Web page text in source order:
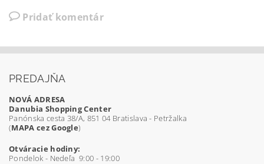
Pridať komentár
PREDAJŇA
NOVÁ ADRESA
Danubia Shopping Center
Panónska cesta 38/A, 851 04 Bratislava - Petržalka
(MAPA cez Google)
Otváracie hodiny:
Pondelok - Nedeľa 9:00 - 19:00